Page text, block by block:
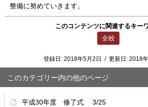
整備に努めていきます。
このコンテンツに関連するキー
全校
登録日: 2018年5月2日 / 更新日: 2018
このカテゴリー内の他のページ
平成30年度 修了式 3/25